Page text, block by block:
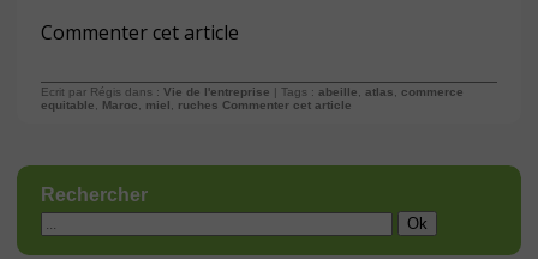
Commenter cet article
Ecrit par Régis dans : Vie de l'entreprise | Tags : abeille, atlas, commerce
equitable, Maroc, miel , ruches Commenter cet article
Rechercher